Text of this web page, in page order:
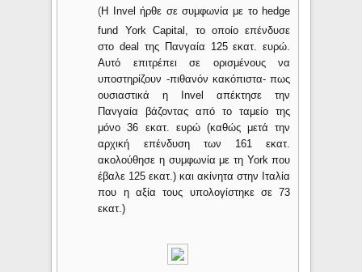
(Η Invel ήρθε σε συμφωνία με το hedge
fund York Capital, το οποίο επένδυσε
στο deal της Πανγαία 125 εκατ. ευρώ.
Αυτό επιτρέπει σε ορισμένους να
υποστηρίζουν -πιθανόν κακόπιστα- πως
ουσιαστικά η Invel απέκτησε την
Πανγαία βάζοντας από το ταμείο της
μόνο 36 εκατ. ευρώ (καθώς μετά την
αρχική επένδυση των 161 εκατ.
ακολούθησε η συμφωνία με τη York που
έβαλε 125 εκατ.) και ακίνητα στην Ιταλία
που η αξία τους υπολογίστηκε σε 73
εκατ.)